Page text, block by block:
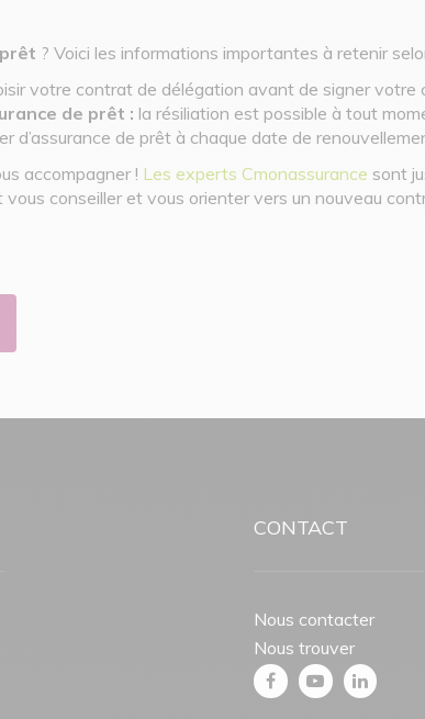
? Voici les informations importantes à retenir
votre contrat de délégation avant de signer votre
de prêt : la résiliation est possible à tout
d’assurance de prêt à chaque date de
accompagner ! Les experts Cmonassurance sont
vous conseiller et vous orienter vers un nouveau
CONTACT
Nous contacter
Nous trouver